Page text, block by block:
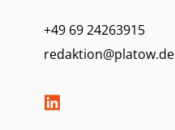
+49 69 24263915
redaktion@platow.de